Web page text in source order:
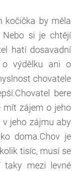
kočička by měla
si je chtějí
hatí dosavadní
o výdělku ani o
chovatele
bere
mít zájem o jeho
v jeho zájmu aby
doma.Chov je
tisíc, musí se
taky mezi levné